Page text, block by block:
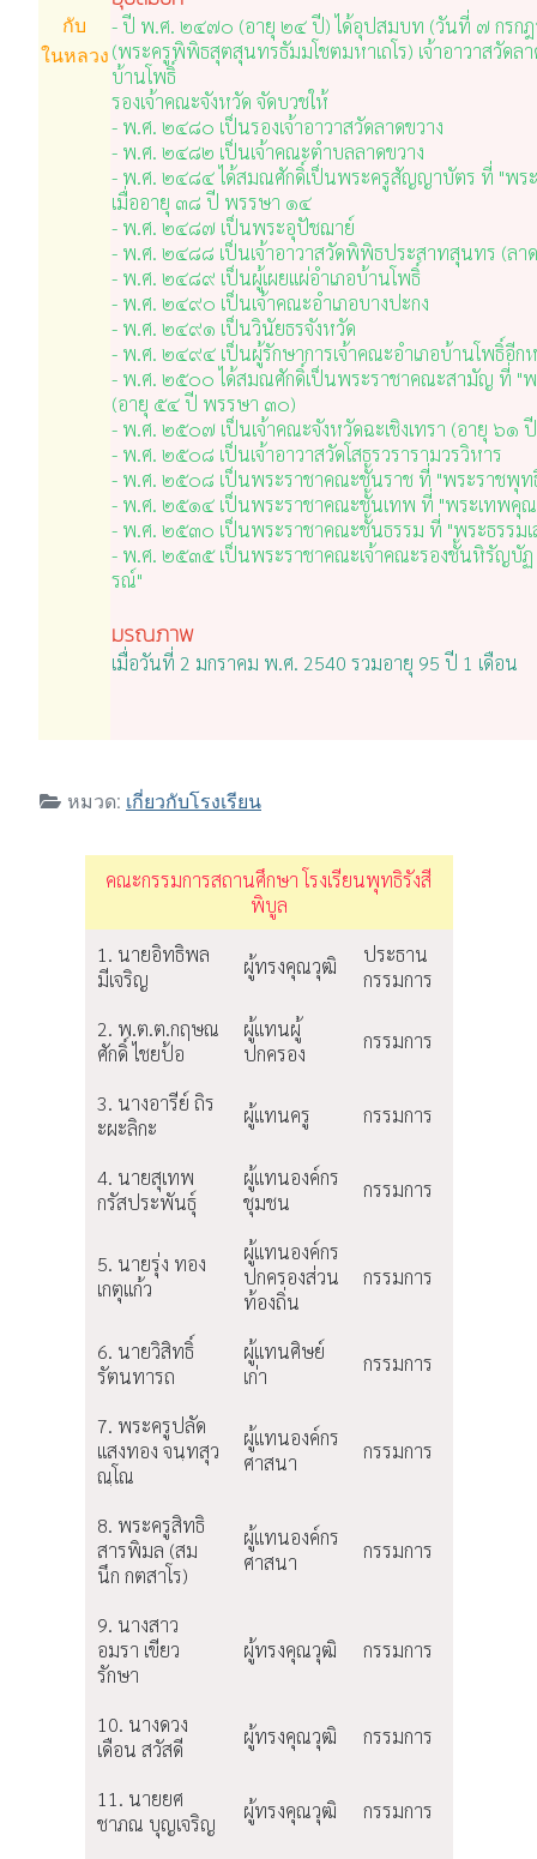
กับ
ในหลวง
- ปี พ.ศ. ๒๔๗๐ (อายุ ๒๔ ปี) ได้อุปสมบท (วันที่ ๗ กรกฎ
(พระครูพิพิธสุตสุนทรธัมมโชตมหาเถโร) เจ้าอาวาสวัดลา
บ้านโพธิ์
รองเจ้าคณะจังหวัด จัดบวชให้
- พ.ศ. ๒๔๘๐ เป็นรองเจ้าอาวาสวัดลาดขวาง
- พ.ศ. ๒๔๘๒ เป็นเจ้าคณะตำบลลาดขวาง
- พ.ศ. ๒๔๘๔ ได้สมณศักดิ์เป็นพระครูสัญญาบัตร ที่ "พร
เมื่ออายุ ๓๘ ปี พรรษา ๑๔
- พ.ศ. ๒๔๘๗ เป็นพระอุปัชฌาย์
- พ.ศ. ๒๔๘๘ เป็นเจ้าอาวาสวัดพิพิธประสาทสุนทร (ลา
- พ.ศ. ๒๔๘๙ เป็นผู้เผยแผ่อำเภอบ้านโพธิ์
- พ.ศ. ๒๔๙๐ เป็นเจ้าคณะอำเภอบางปะกง
- พ.ศ. ๒๔๙๑ เป็นวินัยธรจังหวัด
- พ.ศ. ๒๔๙๔ เป็นผู้รักษาการเจ้าคณะอำเภอบ้านโพธิ์อีก
- พ.ศ. ๒๕๐๐ ได้สมณศักดิ์เป็นพระราชาคณะสามัญ ที่ "
(อายุ ๕๔ ปี พรรษา ๓๐)
- พ.ศ. ๒๕๐๗ เป็นเจ้าคณะจังหวัดฉะเชิงเทรา (อายุ ๖๑
- พ.ศ. ๒๕๐๘ เป็นเจ้าอาวาสวัดโสธรวรารามวรวิหาร
- พ.ศ. ๒๕๐๘ เป็นพระราชาคณะชั้นราช ที่ "พระราชพุท
- พ.ศ. ๒๕๑๔ เป็นพระราชาคณะชั้นเทพ ที่ "พระเทพคุณ
- พ.ศ. ๒๕๓๐ เป็นพระราชาคณะชั้นธรรม ที่ "พระธรรม
- พ.ศ. ๒๕๓๕ เป็นพระราชาคณะเจ้าคณะรองชั้นหิรัญบั
รณ์"
มรณภาพ
เมื่อวันที่ 2 มกราคม พ.ศ. 2540 รวมอายุ 95 ปี 1 เดือน
หมวด: เกี่ยวกับโรงเรียน
คณะกรรมการสถานศึกษา โรงเรียนพุทธิรังสี
พิบูล
1. นายอิทธิพล
มีเจริญ
ผู้ทรงคุณวุฒิ
ประธาน
กรรมการ
2. พ.ต.ต.กฤษณ
ศักดิ์ ไชยป้อ
ผู้แทนผู้
ปกครอง
กรรมการ
3. นางอารีย์ ถิร
ะผะลิกะ
ผู้แทนครู กรรมการ
4. นายสุเทพ
กรัสประพันธุ์
ผู้แทนองค์กร
ชุมชน
กรรมการ
5. นายรุ่ง ทอง
เกตุแก้ว
ผู้แทนองค์กร
ปกครองส่วน
ท้องถิ่น
กรรมการ
6. นายวิสิทธิ์
รัตนทารถ
ผู้แทนศิษย์
เก่า
กรรมการ
7. พระครูปลัด
แสงทอง จนฺทสุว
ณฺโณ
ผู้แทนองค์กร
ศาสนา
กรรมการ
8. พระครูสิทธิ
สารพิมล (สม
นึก กตสาโร)
ผู้แทนองค์กร
ศาสนา
กรรมการ
9. นางสาว
อมรา เขียว
รักษา
ผู้ทรงคุณวุฒิ กรรมการ
10. นางดวง
เดือน สวัสดี
ผู้ทรงคุณวุฒิ กรรมการ
11. นายยศ
ชาภณ บุญเจริญ
ผู้ทรงคุณวุฒิ กรรมการ